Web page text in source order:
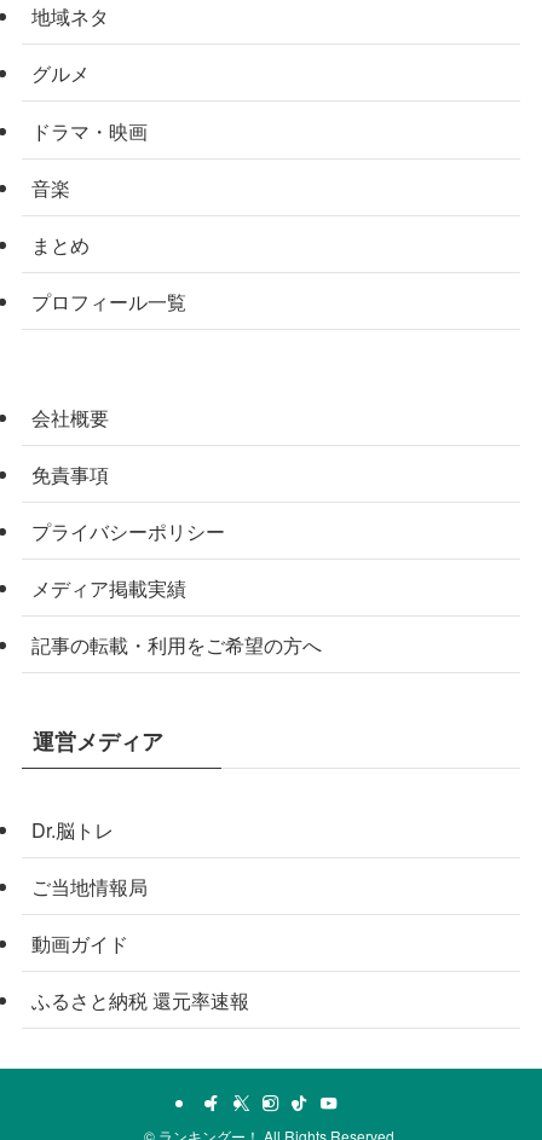
地域ネタ
グルメ
ドラマ・映画
音楽
まとめ
プロフィール一覧
会社概要
免責事項
プライバシーポリシー
メディア掲載実績
記事の転載・利用をご希望の方へ
運営メディア
Dr.脳トレ
ご当地情報局
動画ガイド
ふるさと納税 還元率速報
© ランキングー！ All Rights Reserved.